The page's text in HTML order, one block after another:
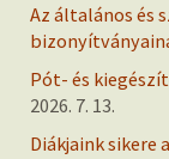
Az általános és
Pót- és
2026. 7. 13.
Diákjaink sikere